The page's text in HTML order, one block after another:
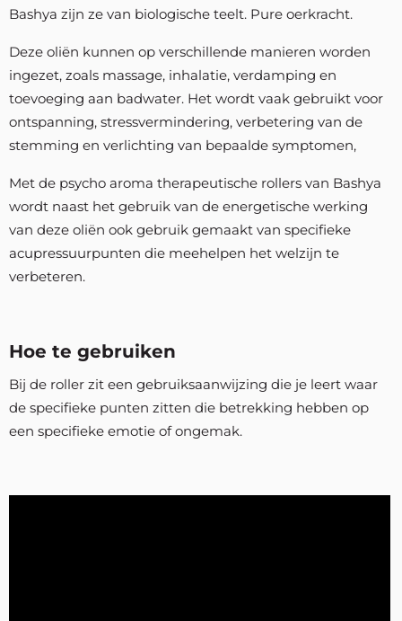
Bashya zijn ze van biologische teelt. Pure oerkracht.
Deze oliën kunnen op verschillende manieren worden
ingezet, zoals massage, inhalatie, verdamping en
toevoeging aan badwater. Het wordt vaak gebruikt voor
ontspanning, stressvermindering, verbetering van de
stemming en verlichting van bepaalde symptomen,
Met de psycho aroma therapeutische rollers van Bashya
wordt naast het gebruik van de energetische werking
van deze oliën ook gebruik gemaakt van specifieke
acupressuurpunten die meehelpen het welzijn te
verbeteren.
Hoe te gebruiken
Bij de roller zit een gebruiksaanwijzing die je leert waar
de specifieke punten zitten die betrekking hebben op
een specifieke emotie of ongemak.